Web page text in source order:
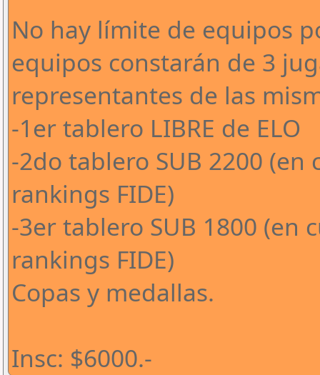
No hay límite de equipos
equipos constarán de 3
representantes de las
-1er tablero LIBRE de ELO
-2do tablero SUB 2200 (en
rankings FIDE)
-3er tablero SUB 1800 (en
rankings FIDE)
Copas y medallas.
Insc: $6000.-